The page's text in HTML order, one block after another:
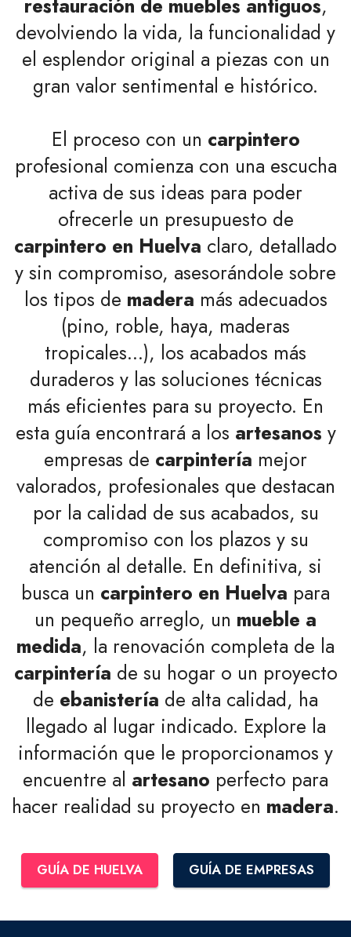
restauración de muebles antiguos,
devolviendo la vida, la funcionalidad y
el esplendor original a piezas con un
gran valor sentimental e histórico.
El proceso con un carpintero
profesional comienza con una escucha
activa de sus ideas para poder
ofrecerle un presupuesto de
carpintero en Huelva claro, detallado
y sin compromiso, asesorándole sobre
los tipos de madera más adecuados
(pino, roble, haya, maderas
tropicales...), los acabados más
duraderos y las soluciones técnicas
más eficientes para su proyecto. En
esta guía encontrará a los artesanos y
empresas de carpintería mejor
valorados, profesionales que destacan
por la calidad de sus acabados, su
compromiso con los plazos y su
atención al detalle. En definitiva, si
busca un carpintero en Huelva para
un pequeño arreglo, un mueble a
medida, la renovación completa de la
carpintería de su hogar o un proyecto
de ebanistería de alta calidad, ha
llegado al lugar indicado. Explore la
información que le proporcionamos y
encuentre al artesano perfecto para
hacer realidad su proyecto en madera.
GUÍA DE HUELVA GUÍA DE EMPRESAS